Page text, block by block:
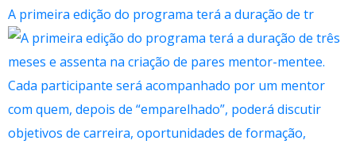
A primeira edição do programa terá a duração de tr